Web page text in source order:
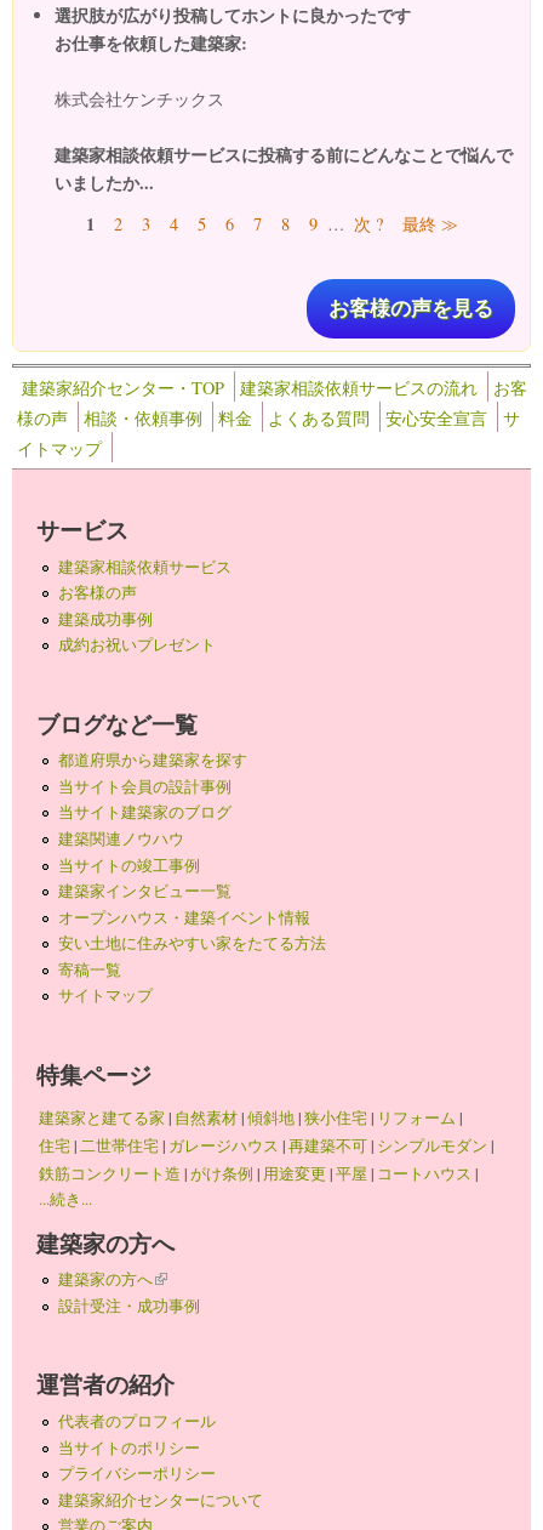
選択肢が広がり投稿してホントに良かったです
お仕事を依頼した建築家:
株式会社ケンチックス
建築家相談依頼サービスに投稿する前にどんなことで悩んで
いましたか...
ページ1 2 3 4 5 6 7 8 9 … 次 ? 最終 ≫
お客様の声を見る
建築家紹介センター・TOP 建築家相談依頼サービスの流れ
お客
様の声
相談・依頼事例 料金 よくある質問 安心安全宣言
サ
イトマップ
サービス
建築家相談依頼サービス
お客様の声
建築成功事例
成約お祝いプレゼント
ブログなど一覧
都道府県から建築家を探す
当サイト会員の設計事例
当サイト建築家のブログ
建築関連ノウハウ
当サイトの竣工事例
建築家インタビュー一覧
オープンハウス・建築イベント情報
安い土地に住みやすい家をたてる方法
寄稿一覧
サイトマップ
特集ページ
建築家と建てる家 | 自然素材|傾斜地|狭小住宅| リフォーム |
住宅|二世帯住宅| ガレージハウス |再建築不可| シンプルモダン |
鉄筋コンクリート造 |がけ条例 | 用途変更 |平屋 | コートハウス |
...続き...
建築家の方へ
建築家の方へ(link is external)
設計受注・成功事例
運営者の紹介
代表者のプロフィール
当サイトのポリシー
プライバシーポリシー
建築家紹介センターについて
営業のご案内